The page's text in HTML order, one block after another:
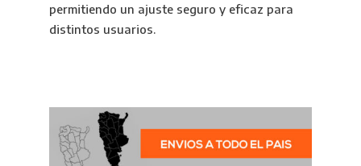
permitiendo un ajuste seguro y eficaz para
distintos usuarios.